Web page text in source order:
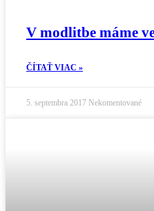
V modlitbe máme
ČÍTAŤ VIAC »
5. septembra 2017 Nekomentované